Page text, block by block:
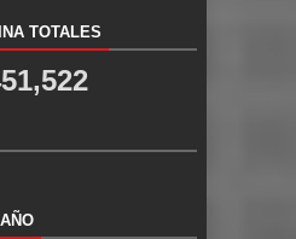
TOTALES